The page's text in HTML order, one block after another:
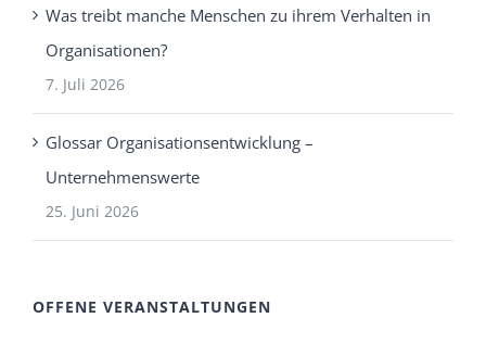
Was treibt manche Menschen zu ihrem Verhalten in
Organisationen?
7. Juli 2026
Glossar Organisationsentwicklung –
Unternehmenswerte
25. Juni 2026
OFFENE VERANSTALTUNGEN